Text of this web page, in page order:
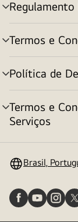
alternar
menu
Termos e
alternar
menu
Política de
alternar
menu
Termos e
Serviços
alternar
Brasil,